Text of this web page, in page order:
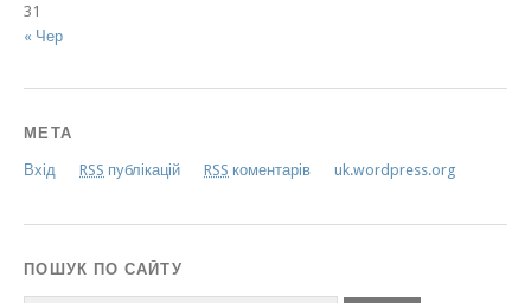
« Чер
31
МЕТА
Вхід RSS публікацій RSS коментарів uk.wordpress.org
ПОШУК ПО САЙТУ